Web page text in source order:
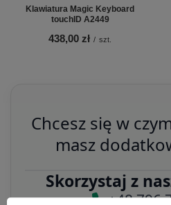
Klawiatura Magic Keyboard
touchID A2449
438,00 zł / szt.
Chcesz się w
masz
Skorzystaj z
+48 796